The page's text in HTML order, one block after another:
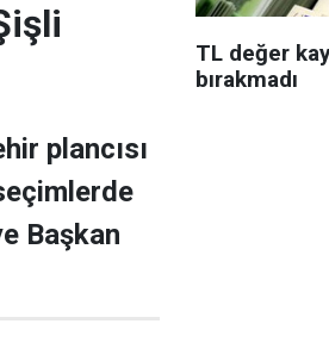
plancısı
Başkan
TL değer
bırakmadı